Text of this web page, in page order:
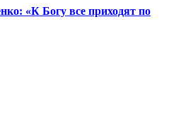
«К Богу все приходят по